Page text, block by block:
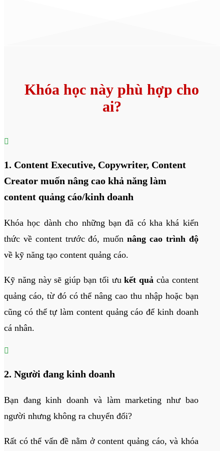
Khóa học này phù hợp cho
ai?

1. Content Executive, Copywriter, Content
Creator muốn nâng cao khả năng làm
content quảng cáo/kinh doanh
Khóa học dành cho những bạn đã có kha khá kiến
thức về content trước đó, muốn nâng cao trình độ
về kỹ năng tạo content quảng cáo.
Kỹ năng này sẽ giúp bạn tối ưukết quả của content
quảng cáo, từ đó có thể nâng cao thu nhập hoặc bạn
cũng có thể tự làm content quảng cáo để kinh doanh
cá nhân.

2. Người đang kinh doanh
Bạn đang kinh doanh và làm marketing như bao
người nhưng không ra chuyển đổi?
Rất có thể vấn đề nằm ở content quảng cáo, và khóa